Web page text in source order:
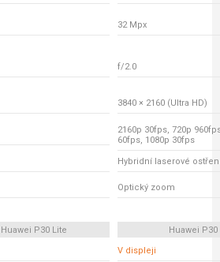
32 Mpx
f/2.0
3840 × 2160 (Ultra HD)
2160p 30fps, 720p
60fps, 1080p 30fps
Hybridní laserové
Optický zoom
Huawei P30 Lite
Huawei P30
V displeji